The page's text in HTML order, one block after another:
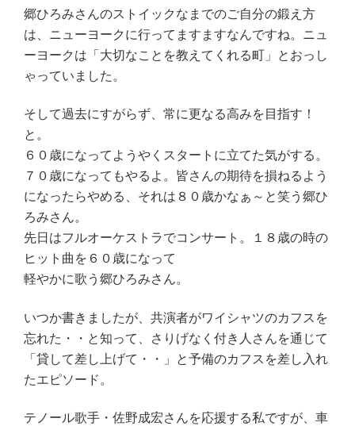
郷ひろみさんのストイックなまでのご自分の鍛え方
は、ニューヨークに行ってますますなんですね。ニュ
ーヨークは「大切なことを教えてくれる町」とおっし
ゃっていました。
そして過去にすがらず、常に更なる高みを目指す！
と。
６０歳になってようやくスタートに立てた気がする。
７０歳になってもやるよ。皆さんの期待を損ねるよう
になったらやめる、それは８０歳かなぁ～と笑う郷ひ
ろみさん。
先日はフルオーケストラでコンサート。１８歳の時の
ヒット曲を６０歳になって
軽やかに歌う郷ひろみさん。
いつか書きましたが、共演者がワイシャツのカフスを
忘れた・・と知って、さりげなく付き人さんを通じて
「貸して差し上げて・・」と予備のカフスを差し入れ
たエピソード。
テノール歌手・佐野成宏さんを応援する私ですが、車